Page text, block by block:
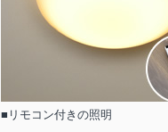
■リモコン付きの照明